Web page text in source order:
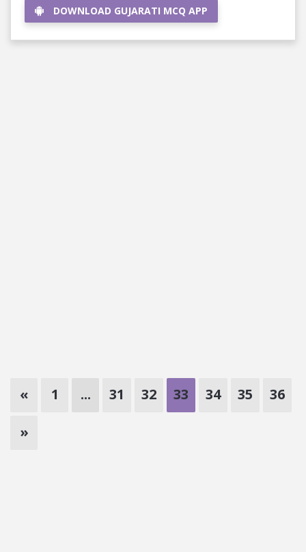
DOWNLOAD GUJARATI MCQ APP
« 1 ... 31 32 33 34 35 36
»